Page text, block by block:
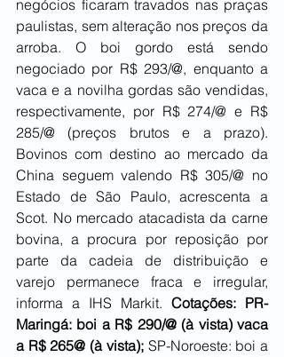
negócios ficaram travados nas praças
paulistas, sem alteração nos preços da
arroba. O boi gordo está sendo
negociado por R$ 293/@, enquanto a
vaca e a novilha gordas são vendidas,
respectivamente, por R$ 274/@ e R$
285/@ (preços brutos e a prazo).
Bovinos com destino ao mercado da
China seguem valendo R$ 305/@ no
Estado de São Paulo, acrescenta a
Scot. No mercado atacadista da carne
bovina, a procura por reposição por
parte da cadeia de distribuição e
varejo permanece fraca e irregular,
informa a IHS Markit. Cotações: PR-
Maringá: boi a R$ 290/@ (à vista) vaca
a R$ 265@ (à vista); SP-Noroeste: boi a